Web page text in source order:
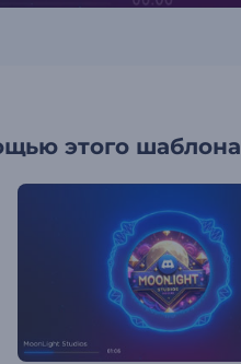
этого шаблона